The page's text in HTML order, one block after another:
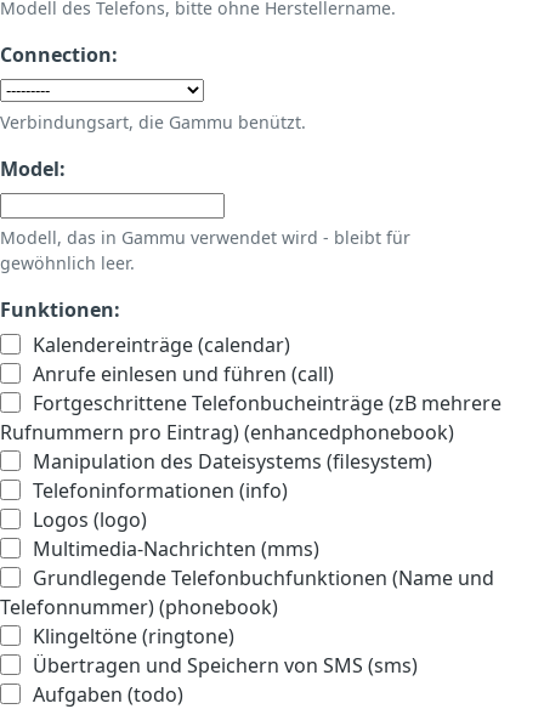
Modell des Telefons, bitte ohne Herstellername.
Connection:
Verbindungsart, die Gammu benützt.
Model:
Modell, das in Gammu verwendet wird - bleibt für
gewöhnlich leer.
Funktionen:
Kalendereinträge (calendar)
Anrufe einlesen und führen (call)
Fortgeschrittene Telefonbucheinträge (zB mehrere
Rufnummern pro Eintrag) (enhancedphonebook)
Manipulation des Dateisystems (filesystem)
Telefoninformationen (info)
Logos (logo)
Multimedia-Nachrichten (mms)
Grundlegende Telefonbuchfunktionen (Name und
Telefonnummer) (phonebook)
Klingeltöne (ringtone)
Übertragen und Speichern von SMS (sms)
Aufgaben (todo)